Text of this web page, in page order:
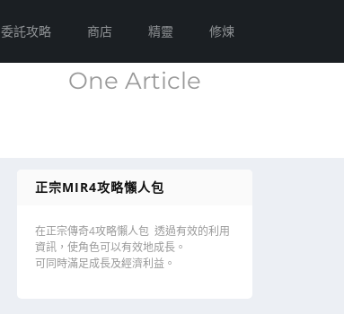
委託攻略 商店 精靈 修煉
One Article
正宗MIR4攻略懶人包
在正宗傳奇4攻略懶人包 透過有效的利用
資訊，使角色可以有效地成長。
可同時滿足成長及經濟利益。